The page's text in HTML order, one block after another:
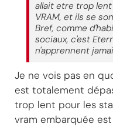
allait etre trop
VRAM, et ils se
Bref, comme
sociaux, c'est
n'apprennent
Je ne vois pas en
est totalement
trop lent pour les
vram embarquée